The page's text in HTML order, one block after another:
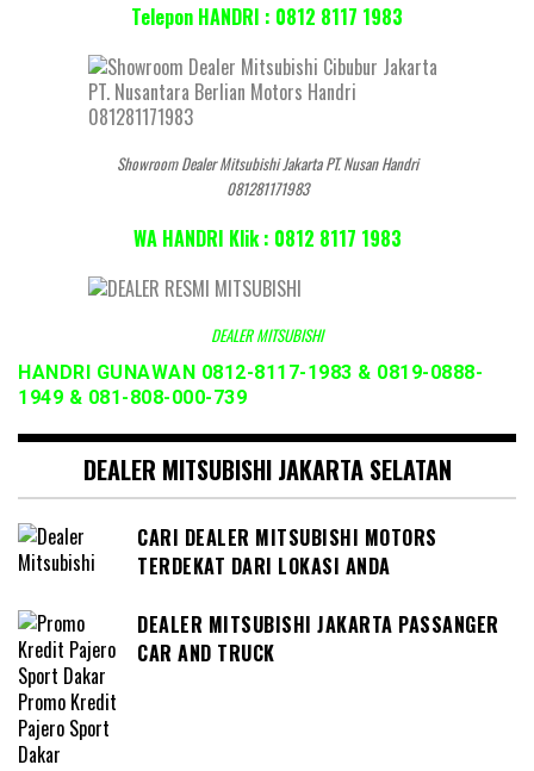
Telepon HANDRI : 0812 8117 1983
Showroom Dealer Mitsubishi Jakarta PT. Nusan Handri
081281171983
WA HANDRI Klik : 0812 8117 1983
DEALER MITSUBISHI
HANDRI GUNAWAN 0812-8117-1983 & 0819-0888-
1949 & 081-808-000-739
DEALER MITSUBISHI JAKARTA SELATAN
CARI DEALER MITSUBISHI MOTORS
TERDEKAT DARI LOKASI ANDA
DEALER MITSUBISHI JAKARTA PASSANGER
CAR AND TRUCK